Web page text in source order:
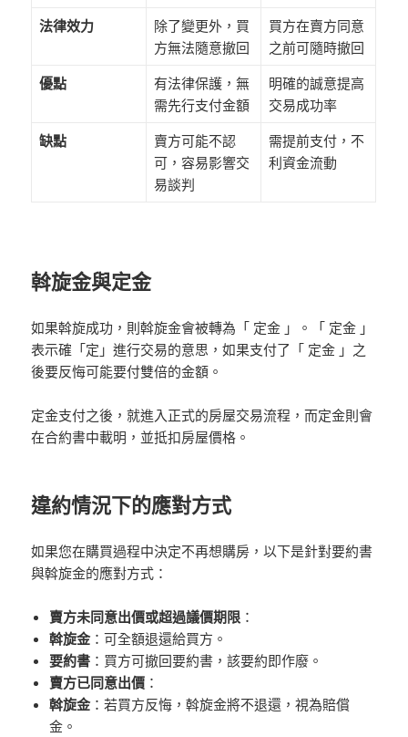
法律效力
除了變更外，買
方無法隨意撤回
買方在賣方同意
之前可隨時撤回
優點
有法律保護，無
需先行支付金額
明確的誠意提高
交易成功率
缺點
賣方可能不認
可，容易影響交
易談判
需提前支付，不
利資金流動
斡旋金與定金
如果斡旋成功，則斡旋金會被轉為「 定金 」。「 定金 」
表示確「定」進行交易的意思，如果支付了「 定金 」之
後要反悔可能要付雙倍的金額。
定金支付之後，就進入正式的房屋交易流程，而定金則會
在合約書中載明，並抵扣房屋價格。
違約情況下的應對方式
如果您在購買過程中決定不再想購房，以下是針對要約書
與斡旋金的應對方式：
賣方未同意出價或超過議價期限 ：
斡旋金：可全額退還給買方。
要約書 ：買方可撤回要約書，該要約即作廢。
賣方已同意出價 ：
斡旋金：若買方反悔，斡旋金將不退還，視為賠償
金。